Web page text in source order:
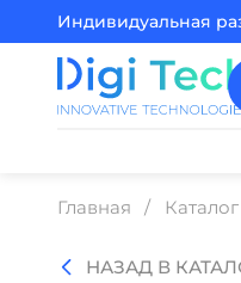
Индивидуальная
Главная Каталог
НАЗАД В